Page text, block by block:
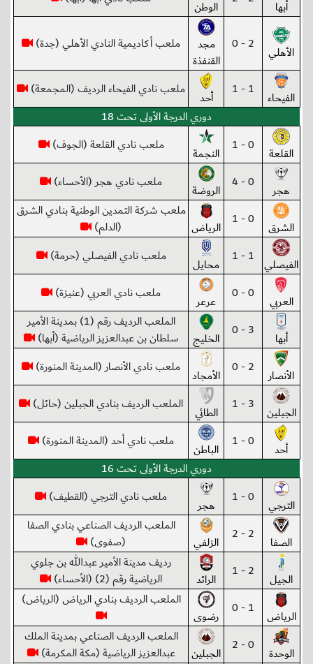
أبها الوطن
الأهلي 2 - 0
مجد
القنفذة
ملعب أكاديمية النادي الأهلي (جدة)
الفيحاء 1 - 1 أحد
ملعب نادي الفيحاء الرديف (المجمعة)
دوري الدرجة الأولى تحت 18
القلعة 0 - 1 النجمة ملعب نادي القلعة (الجوف)
هجر 0 - 4 الروضة ملعب نادي هجر (الأحساء)
الشرق 0 - 1 الرياض
ملعب شركة التمدين الوطنية بنادي الشرق
(الدلم)
الفيصلي 1 - 1 محايل ملعب نادي الفيصلي (حرمة)
العربي 0 - 0 عرعر ملعب نادي العربي (عنيزة)
أبها 3 - 0 الخليج
الملعب الرديف رقم (1) بمدينة الأمير
سلطان بن عبدالعزيز الرياضية (أبها)
الأنصار 2 - 0 الأمجاد ملعب نادي الأنصار (المدينة المنورة)
الجبلين 3 - 1 الطائي الملعب الرديف بنادي الجبلين (حائل)
أحد 0 - 1 الباطن
ملعب نادي أحد (المدينة المنورة)
دوري الدرجة الأولى تحت 16
الترجي 0 - 1 هجر ملعب نادي الترجي (القطيف)
الصفا 2 - 2 الزلفي
الملعب الرديف الصناعي بنادي الصفا
(صفوى)
الجيل 2 - 1 الرائد
رديف مدينة الأمير عبدالله بن جلوي
الرياضية رقم (2) (الأحساء)
الرياض 1 - 0 رضوى
الملعب الرديف بنادي الرياض (الرياض)
الوحدة 0 - 2 الجبلين
الملعب الرديف الصناعي بمدينة الملك
عبدالعزيز الرياضية (مكة المكرمة)